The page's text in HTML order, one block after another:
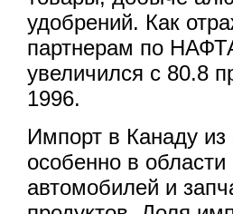
удобрений. Как
партнерам по
увеличился с 80.8
1996.
Импорт в Канаду
особенно в
автомобилей и